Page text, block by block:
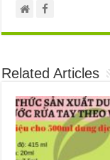
Related Articles